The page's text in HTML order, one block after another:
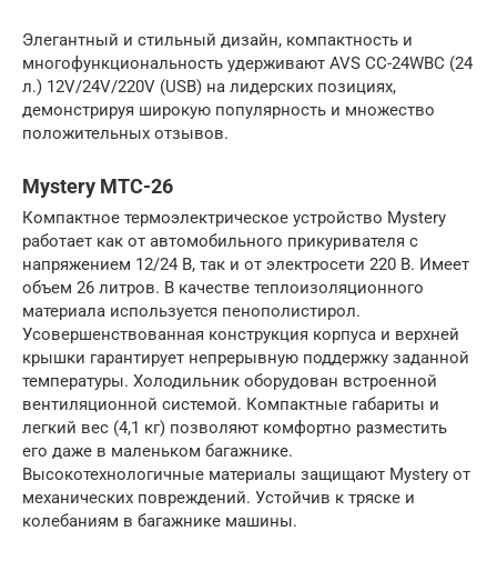
Элегантный и стильный дизайн, компактность и
многофункциональность удерживают AVS CC-24WBC (24
л.) 12V/24V/220V (USB) на лидерских позициях,
демонстрируя широкую популярность и множество
положительных отзывов.
Mystery MTC-26
Компактное термоэлектрическое устройство Mystery
работает как от автомобильного прикуривателя с
напряжением 12/24 В, так и от электросети 220 В. Имеет
объем 26 литров. В качестве теплоизоляционного
материала используется пенополистирол.
Усовершенствованная конструкция корпуса и верхней
крышки гарантирует непрерывную поддержку заданной
температуры. Холодильник оборудован встроенной
вентиляционной системой. Компактные габариты и
легкий вес (4,1 кг) позволяют комфортно разместить
его даже в маленьком багажнике.
Высокотехнологичные материалы защищают Mystery от
механических повреждений. Устойчив к тряске и
колебаниям в багажнике машины.